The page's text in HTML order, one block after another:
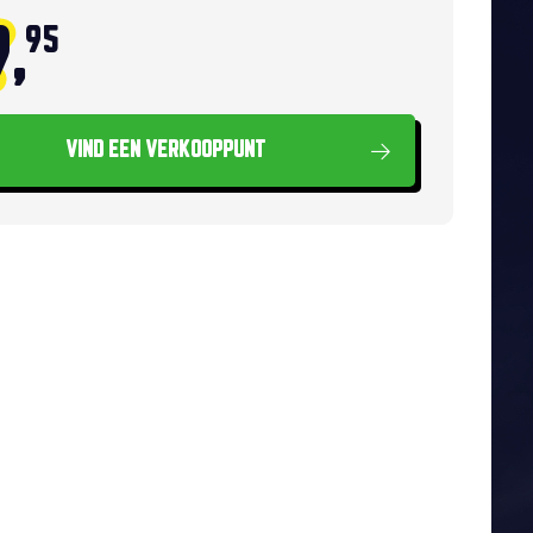
95
VIND EEN VERKOOPPUNT